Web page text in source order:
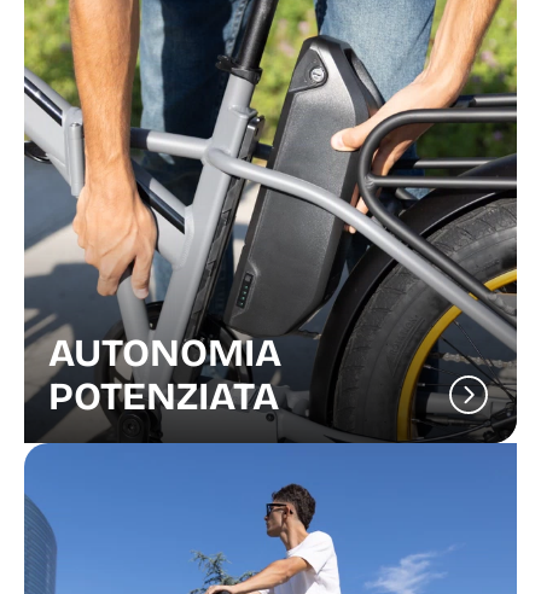
AUTONOMIA
POTENZIATA